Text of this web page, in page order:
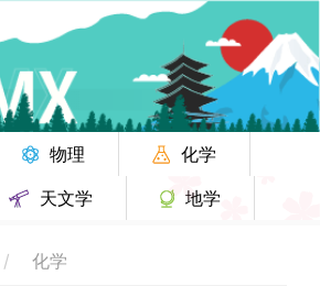
物理
化学
天文学 地学
化学